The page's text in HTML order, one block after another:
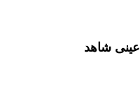
عینی شاھد